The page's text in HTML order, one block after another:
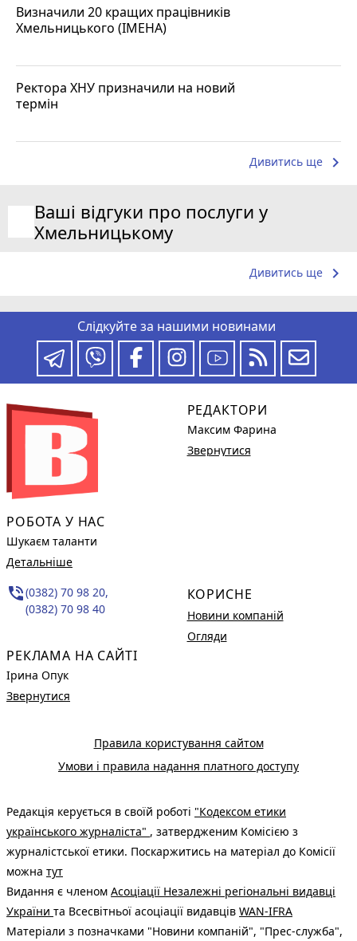
Визначили 20 кращих працівників
Хмельницького (ІМЕНА)
Ректора ХНУ призначили на новий
термін
Дивитись ще keyboard_arrow_right
Ваші відгуки про послуги у
Хмельницькому
Дивитись ще keyboard_arrow_right
Слідкуйте за нашими новинами
РОБОТА У НАС
Шукаєм таланти
Детальніше
phone_in_talk(0382) 70 98 20,
(0382) 70 98 40
РЕКЛАМА НА САЙТІ
Ірина Опук
Звернутися
РЕДАКТОРИ
Максим Фарина
Звернутися
КОРИСНЕ
Новини компаній
Огляди
Правила користування сайтом
Умови і правила надання платного доступу
Редакція керується в своїй роботі "Кодексом етики
українського журналіста" , затвердженим Комісією з
журналістської етики. Поскаржитись на матеріал до Комісії
можна тут
Видання є членом Асоціації Незалежні регіональні видавці
України та Всесвітньої асоціації видавців WAN-IFRA
Матеріали з позначками "Новини компаній", "Прес-служба",